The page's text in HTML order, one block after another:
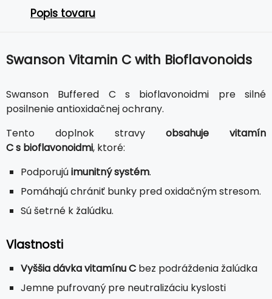
Popis tovaru
Swanson Vitamin C with Bioflavonoids
Swanson Buffered C s bioflavonoidmi pre silné
posilnenie antioxidačnej ochrany.
Tento doplnok stravy obsahuje vitamín
C s bioflavonoidmi, ktoré:
Podporujúimunitný systém.
Pomáhajú chrániť bunky pred oxidačným stresom.
Sú šetrné k žalúdku.
Vlastnosti
Vyššia dávka vitamínu C bez podráždenia žalúdka
Jemne pufrovaný pre neutralizáciu kyslosti